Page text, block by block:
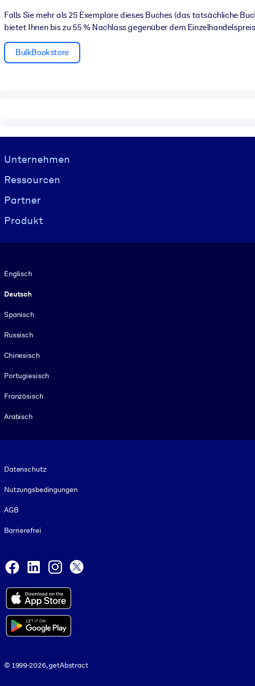
NACH SYSTEM
Für LMS/LXP
Integrieren Sie kompaktes, verifiziertes Wissen in Ihr LMS/LXP für bessere
Für Unternehmensbibliotheken
Falls Sie mehr als 25 Exemplare dieses Buches (das tatsächliche
bietet Ihnen bis zu 55 % Nachlass gegenüber dem
BulkBookstore
Visually hidden Text
Unternehmen
Ressourcen
Partner
Produkt
Englisch
Deutsch
Spanisch
Russisch
Chinesisch
Portugiesisch
Französisch
Arabisch
Datenschutz
Nutzungsbedingungen
AGB
Barrierefrei
Facebook
LinkedInInstagram
© 1999-2026, getAbstract